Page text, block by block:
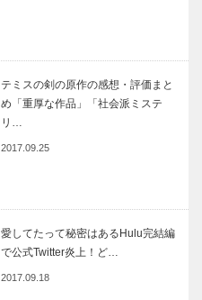
テミスの剣の原作の感想・評価まと
め「重厚な作品」「社会派ミステ
リ…
2017.09.25
愛してたって秘密はあるHulu完結編
で公式Twitter炎上！ど…
2017.09.18